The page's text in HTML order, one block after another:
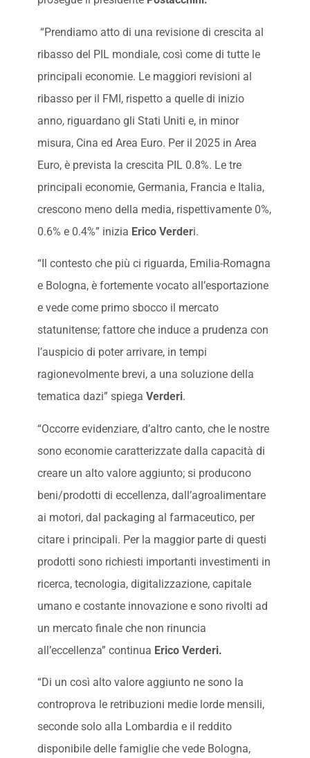
“Prendiamo atto di una revisione di crescita al
ribasso del PIL mondiale, così come di tutte le
principali economie. Le maggiori revisioni al
ribasso per il FMI, rispetto a quelle di inizio
anno, riguardano gli Stati Uniti e, in minor
misura, Cina ed Area Euro. Per il 2025 in Area
Euro, è prevista la crescita PIL 0.8%. Le tre
principali economie, Germania, Francia e Italia,
crescono meno della media, rispettivamente 0%,
0.6% e 0.4%” inizia Erico Verderi.
“Il contesto che più ci riguarda, Emilia-Romagna
e Bologna, è fortemente vocato all’esportazione
e vede come primo sbocco il mercato
statunitense; fattore che induce a prudenza con
l’auspicio di poter arrivare, in tempi
ragionevolmente brevi, a una soluzione della
tematica dazi” spiega Verderi.
“Occorre evidenziare, d’altro canto, che le nostre
sono economie caratterizzate dalla capacità di
creare un alto valore aggiunto; si producono
beni/prodotti di eccellenza, dall’agroalimentare
ai motori, dal packaging al farmaceutico, per
citare i principali. Per la maggior parte di questi
prodotti sono richiesti importanti investimenti in
ricerca, tecnologia, digitalizzazione, capitale
umano e costante innovazione e sono rivolti ad
un mercato finale che non rinuncia
all’eccellenza” continua Erico Verderi.
“Di un così alto valore aggiunto ne sono la
controprova le retribuzioni medie lorde mensili,
seconde solo alla Lombardia e il reddito
disponibile delle famiglie che vede Bologna,